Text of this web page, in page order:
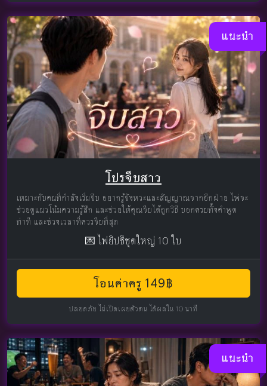
แนะนำ
โปรจีบสาว
เหมาะกับคนที่กำลังเริ่มจีบ อยากรู้จังหวะและสัญญาณจากอีกฝ่าย ไพ่จะ
ช่วยดูแนวโน้มความรู้สึก และช่วยให้คุณจีบได้ถูกวิธี บอกครบทั้งคำพูด
ท่าที และช่วงเวลาที่ควรจีบที่สุด
💌 ไพ่ยิปซีชุดใหญ่ 10 ใบ
โอนค่าครู 149฿
ปลอดภัย ไม่เปิดเผยตัวตน ได้ผลใน 10 นาที
แนะนำ